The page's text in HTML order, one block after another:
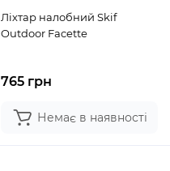
Ліхтар налобний Skif
Outdoor Facette
765 грн
Немає в наявності